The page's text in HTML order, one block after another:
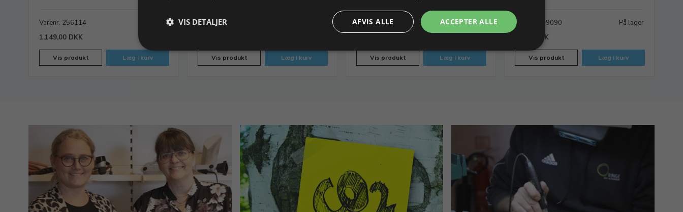
Varenr. 256114
På lager
1.149,00 DKK
Vis produkt Læg i kurv
Varenr. 256115
Vis produkt Læg i kurv
Varenr. 256120
På lager
Vis produkt Læg i kurv
Varenr. 709090
På lager
75,00 DKK
Vis produkt Læg i kurv
ACCEPTER ALLE
AFVIS ALLE
VIS DETALJER